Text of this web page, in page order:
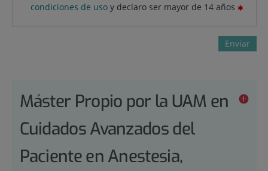
condiciones de usoy declaro ser mayor de 14 años
Enviar
Máster Propio por la UAM en
Cuidados Avanzados del
Paciente en Anestesia,